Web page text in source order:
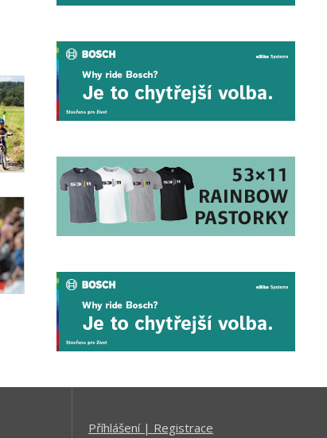
Příhlášení | Registrace